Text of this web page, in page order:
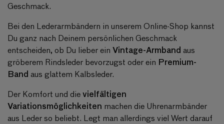
Geschmack.
Bei den Lederarmbändern in unserem Online-Shop kannst
Du ganz nach Deinem persönlichen Geschmack
entscheiden, ob Du lieber ein Vintage-Armband aus
gröberem Rindsleder bevorzugst oder ein Premium-
Band aus glattem Kalbsleder.
Der Komfort und dievielfältigen
Variationsmöglichkeiten machen die Uhrenarmbänder
aus Leder so beliebt. Legt man allerdings viel Wert darauf